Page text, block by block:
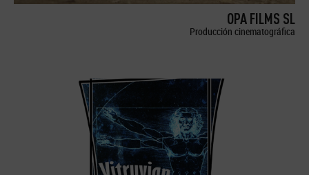
OPA FILMS SL
Producción cinematográfica